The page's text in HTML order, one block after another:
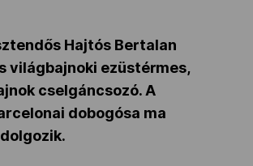
Hajtós Bertalan
világbajnoki ezüstérmes,
cselgáncsozó. A
dobogósa ma